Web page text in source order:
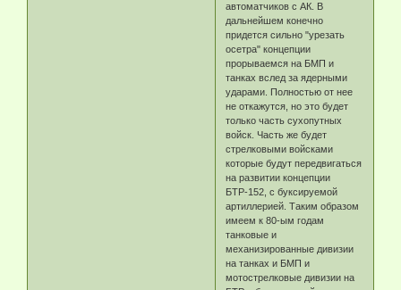
автоматчиков с АК. В
дальнейшем конечно
придется сильно "урезать
осетра" концепции
прорываемся на БМП и
танках вслед за ядерными
ударами. Полностью от нее
не откажутся, но это будет
только часть сухопутных
войск. Часть же будет
стрелковыми войсками
которые будут передвигаться
на развитии концепции
БТР-152, с буксируемой
артиллерией. Таким образом
имеем к 80-ым годам
танковые и
механизированные дивизии
на танках и БМП и
мотострелковые дивизии на